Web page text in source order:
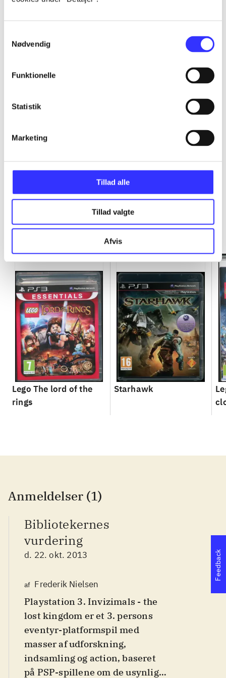
Nødvendig
Funktionelle
Statistik
Marketing
Tillad alle
Tillad valgte
Afvis
Minder om
Lego The lord of the
rings
Starhawk
Anmeldelser (1)
Bibliotekernes
vurdering
d. 22. okt. 2013
af Frederik Nielsen
Playstation 3. Invizimals - the
lost kingdom er et 3. persons
eventyr-platformspil med
masser af udforskning,
indsamling og action, baseret
på PSP-spillene om de usynlige
Feedback